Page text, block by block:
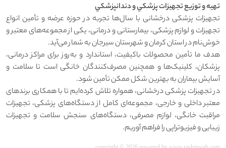
تهيه و توزيع تجهيزات پزشکي و دندانپزشکي
تجهیزات پزشکی درخشانی با سال‌ها تجربه در حوزه عرضه و تأمین انواع
تجهیزات و لوازم پزشکی، بیمارستانی و درمانی، یکی از مجموعه‌های معتبر و
خوش‌نام در استان کرمان و شهرستان سیرجان به شمار می‌آید.
هدف ما تأمین محصولات باکیفیت، استاندارد و به‌روز برای مراکز درمانی،
پزشکان، کلینیک‌ها و همچنین مصرف‌کنندگان خانگی است تا سلامت و
آسایش بیماران به بهترین شکل ممکن تأمین شود.
در تجهیزات پزشکی درخشانی، همواره تلاش کرده‌ایم تا با همکاری برندهای
معتبر داخلی و خارجی، مجموعه‌ای کامل از دستگاه‌های پزشکی، تجهیزات
مراقبت خانگی، لوازم مصرفی، دستگاه‌های سنجش سلامت و تجهیزات
زیبایی و فیزیوتراپی را فراهم آوریم.